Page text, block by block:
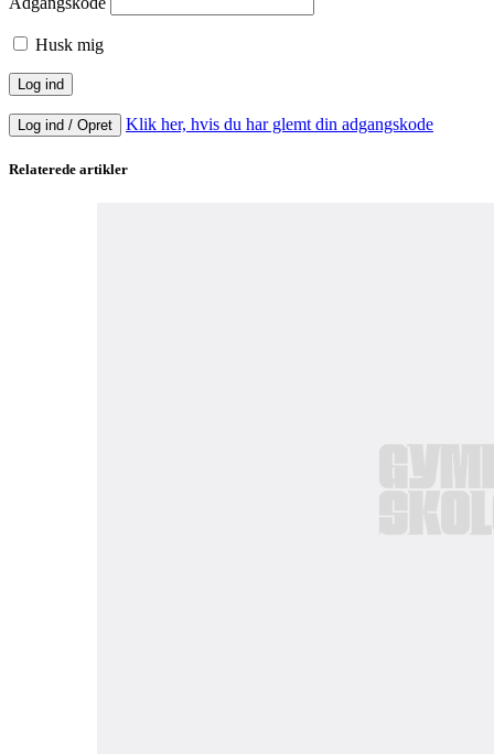
Husk mig
Log ind / Opret Klik her, hvis du har glemt din adgangskode
Relaterede artikler